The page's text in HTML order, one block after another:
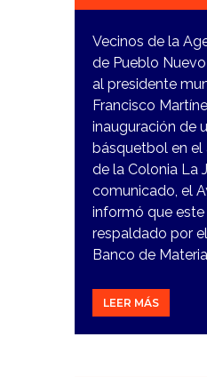
Vecinos de la
de Pueblo
al presidente
Francisco
inauguración de
básquetbol en
de la Colonia La
comunicado, el
informó que
respaldado por
Banco de
LEER MÁS
1